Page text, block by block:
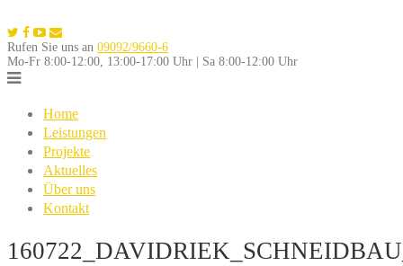
to
content
Rufen Sie uns an 09092/9660-6
Mo-Fr 8:00-12:00, 13:00-17:00 Uhr | Sa 8:00-12:00 Uhr
Home
Leistungen
Projekte
Aktuelles
Über uns
Kontakt